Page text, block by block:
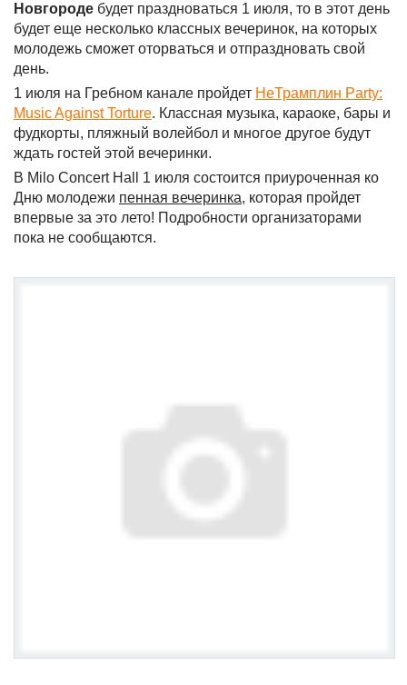
Новгороде будет праздноваться 1 июля, то в этот день
будет еще несколько классных вечеринок, на которых
молодежь сможет оторваться и отпраздновать свой
день.
1 июля на Гребном канале пройдет НеТрамплин Party:
Music Against Torture. Классная музыка, караоке, бары и
фудкорты, пляжный волейбол и многое другое будут
ждать гостей этой вечеринки.
В Milo Concert Hall 1 июля состоится приуроченная ко
Дню молодежи пенная вечеринка, которая пройдет
впервые за это лето! Подробности организаторами
пока не сообщаются.